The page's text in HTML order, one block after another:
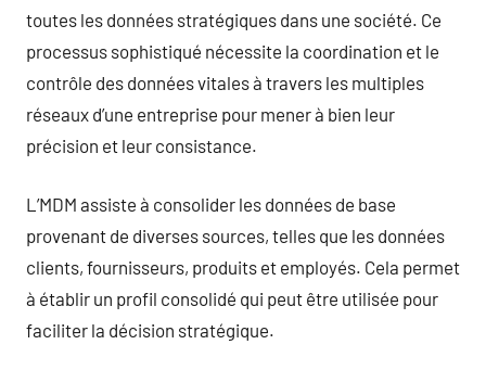
toutes les données stratégiques dans une société. Ce
processus sophistiqué nécessite la coordination et le
contrôle des données vitales à travers les multiples
réseaux d’une entreprise pour mener à bien leur
précision et leur consistance.
L’MDM assiste à consolider les données de base
provenant de diverses sources, telles que les données
clients, fournisseurs, produits et employés. Cela permet
à établir un profil consolidé qui peut être utilisée pour
faciliter la décision stratégique.